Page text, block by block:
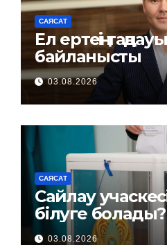
САЯСАТ
Ел ертеңі
байланысты
03.08.2026
САЯСАТ
Сайлау
білуге болады?
03.08.2026